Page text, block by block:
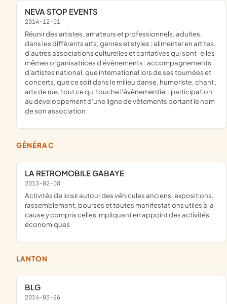
NEVA STOP EVENTS
2014-12-01
réunir des artistes, amateurs et professionnels, adultes,
dans les différents arts, genres et styles ; alimenter en artites,
d'autres associations culturelles et caritatives qui sont-elles
mêmes organisatrices d'évènements ; accompagnements
d'artistes national, que international lors de ses tournées et
concerts, que ce soit dans le milieu danse, humoriste, chant ,
arts de rue, tout ce qui touche l'évènementiel ; participation
au développement d'une ligne de vêtements portant le nom
de son association
GÉNÉRAC
LA RETROMOBILE GABAYE
2013-02-08
activités de loisir autour des véhicules anciens, expositions,
rassemblement, bourses et toutes manifestations utiles à la
cause y compris celles impliquant en appoint des activités
économiques
LANTON
BLG
2014-03-26